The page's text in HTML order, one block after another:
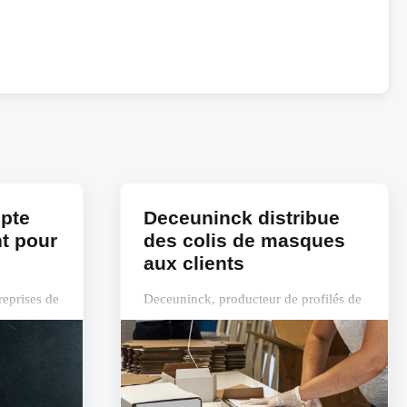
pour
de
selon
Deceuninck distribue
des colis de masques
aux clients
Deceuninck, producteur de profilés de
construction en pvc et aluminium, veut
contribuer à la relance du secteur en
ces temps de corona. L’entreprise a...